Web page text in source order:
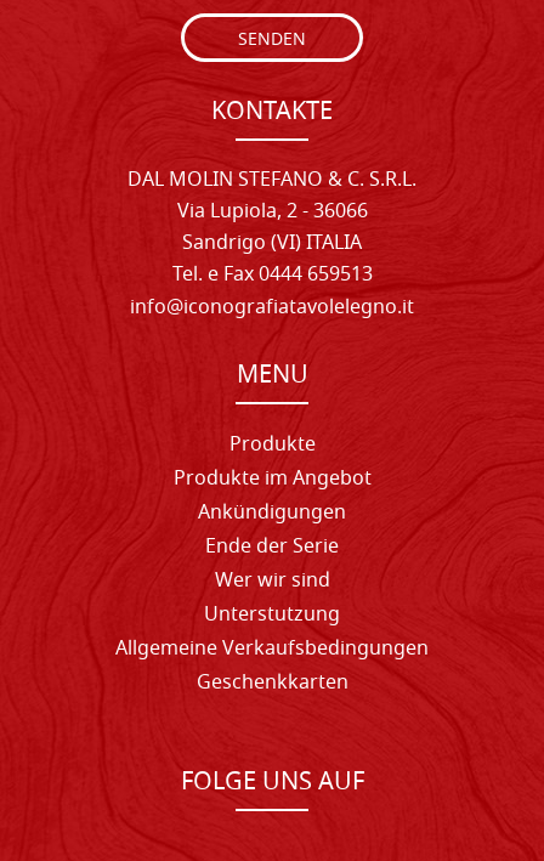
SENDEN
KONTAKTE
DAL MOLIN STEFANO & C. S.R.L.
Via Lupiola, 2 - 36066
Sandrigo (VI) ITALIA
Tel. e Fax 0444 659513
info@iconografiatavolelegno.it
MENU
Produkte
Produkte im Angebot
Ankündigungen
Ende der Serie
Wer wir sind
Unterstutzung
Allgemeine Verkaufsbedingungen
Geschenkkarten
FOLGE UNS AUF